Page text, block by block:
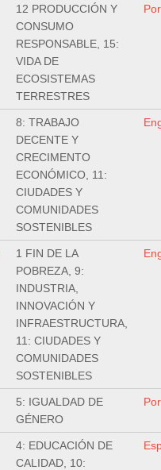
12 PRODUCCIÓN Y
CONSUMO
RESPONSABLE, 15:
VIDA DE
ECOSISTEMAS
TERRESTRES
8: TRABAJO
DECENTE Y
CRECIMENTO
ECONÓMICO, 11:
CIUDADES Y
COMUNIDADES
SOSTENIBLES
1 FIN DE LA
POBREZA, 9:
INDUSTRIA,
INNOVACIÓN Y
INFRAESTRUCTURA,
11: CIUDADES Y
COMUNIDADES
SOSTENIBLES
5: IGUALDAD DE
GÉNERO
4: EDUCACIÓN DE
CALIDAD, 10: